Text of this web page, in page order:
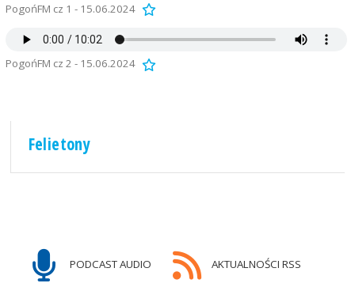
PogońFM cz 1 - 15.06.2024
PogońFM cz 2 - 15.06.2024
Felietony
PODCAST AUDIO AKTUALNOŚCI RSS